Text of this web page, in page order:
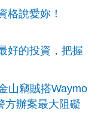
格說愛妳！
好的投資，把握
山竊賊搭Waymo
方辦案最大阻礙